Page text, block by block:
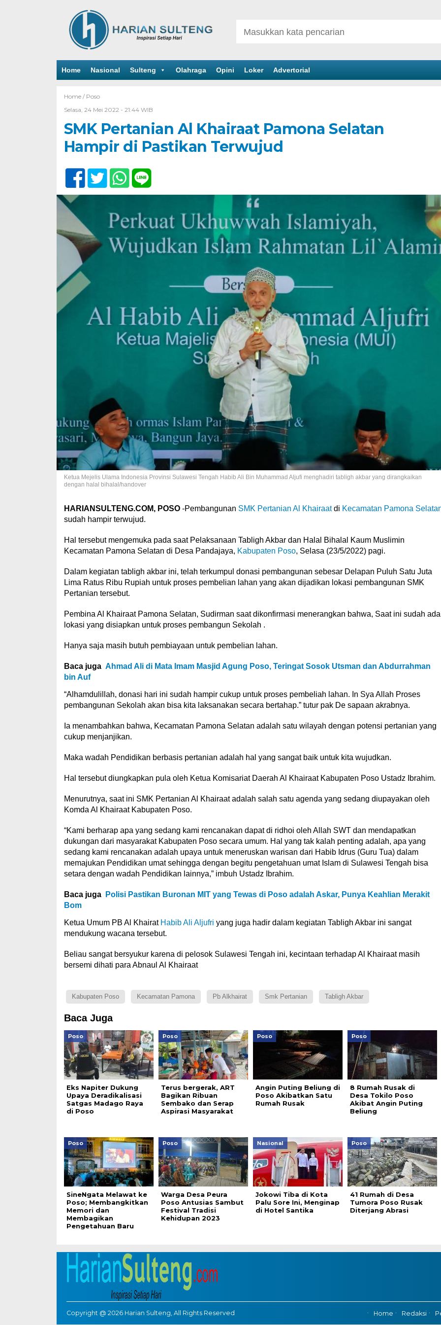
Home Nasional Sulteng Olahraga Opini Loker Advertorial
Home / Poso
Selasa, 24 Mei 2022 - 21:44 WIB
SMK Pertanian Al Khairaat Pamona Selatan
Hampir di Pastikan Terwujud
Ketua Mejelis Ulama Indonesia Provinsi Sulawesi Tengah Habib Ali Bin Muhammad Aljufi menghadiri tabligh akbar yang dirangkaikan
dengan halal bihalal/handover
HARIANSULTENG.COM, POSO-Pembangunan SMK Pertanian Al Khairaatdi Kecamatan Pamona
sudah hampir terwujud.
Hal tersebut mengemuka pada saat Pelaksanaan Tabligh Akbar dan Halal Bihalal Kaum Muslimin
Kecamatan Pamona Selatan di Desa Pandajaya, Kabupaten Poso, Selasa (23/5/2022) pagi.
Dalam kegiatan tabligh akbar ini, telah terkumpul donasi pembangunan sebesar Delapan Puluh Satu Juta
Lima Ratus Ribu Rupiah untuk proses pembelian lahan yang akan dijadikan lokasi pembangunan SMK
Pertanian tersebut.
Pembina Al Khairaat Pamona Selatan, Sudirman saat dikonfirmasi menerangkan bahwa, Saat ini sudah ada
lokasi yang disiapkan untuk proses pembangun Sekolah .
Hanya saja masih butuh pembiayaan untuk pembelian lahan.
Baca juga Ahmad Ali di Mata Imam Masjid Agung Poso, Teringat Sosok Utsman dan Abdurrahman
bin Auf
“Alhamdulillah, donasi hari ini sudah hampir cukup untuk proses pembeliah lahan. In Sya Allah Proses
pembangunan Sekolah akan bisa kita laksanakan secara bertahap.” tutur pak De sapaan akrabnya.
Ia menambahkan bahwa, Kecamatan Pamona Selatan adalah satu wilayah dengan potensi pertanian yang
cukup menjanjikan.
Maka wadah Pendidikan berbasis pertanian adalah hal yang sangat baik untuk kita wujudkan.
Hal tersebut diungkapkan pula oleh Ketua Komisariat Daerah Al Khairaat Kabupaten Poso Ustadz Ibrahim.
Menurutnya, saat ini SMK Pertanian Al Khairaat adalah salah satu agenda yang sedang diupayakan oleh
Komda Al Khairaat Kabupaten Poso.
“Kami berharap apa yang sedang kami rencanakan dapat di ridhoi oleh Allah SWT dan mendapatkan
dukungan dari masyarakat Kabupaten Poso secara umum. Hal yang tak kalah penting adalah, apa yang
sedang kami rencanakan adalah upaya untuk meneruskan warisan dari Habib Idrus (Guru Tua) dalam
memajukan Pendidikan umat sehingga dengan begitu pengetahuan umat Islam di Sulawesi Tengah bisa
setara dengan wadah Pendidikan lainnya,” imbuh Ustadz Ibrahim.
Baca juga
Polisi Pastikan Buronan MIT yang Tewas di Poso adalah Askar, Punya Keahlian Merakit
Bom
Ketua Umum PB Al Khairat Habib Ali Aljufri yang juga hadir dalam kegiatan Tabligh Akbar ini sangat
mendukung wacana tersebut.
Beliau sangat bersyukur karena di pelosok Sulawesi Tengah ini, kecintaan terhadap Al Khairaat masih
bersemi dihati para Abnaul Al Khairaat
Kabupaten Poso Kecamatan Pamona Pb Alkhairat Smk Pertanian Tabligh Akbar
Baca Juga
Poso
Eks Napiter Dukung
Upaya Deradikalisasi
Satgas Madago Raya
di Poso
Poso
Terus bergerak, ART
Bagikan Ribuan
Sembako dan Serap
Aspirasi Masyarakat
Poso
Angin Puting Beliung di
Poso Akibatkan Satu
Rumah Rusak
Poso
8 Rumah Rusak di
Desa Tokilo Poso
Akibat Angin Puting
Beliung
Poso
SineNgata Melawat ke
Poso; Membangkitkan
Memori dan
Membagikan
Pengetahuan Baru
Poso
Warga Desa Peura
Poso Antusias Sambut
Festival Tradisi
Kehidupan 2023
Nasional
Jokowi Tiba di Kota
Palu Sore Ini, Menginap
di Hotel Santika
Poso
41 Rumah di Desa
Tumora Poso Rusak
Diterjang Abrasi
Copyright @ 2026 Harian Sulteng, All Rights Reserved Home Redaksi